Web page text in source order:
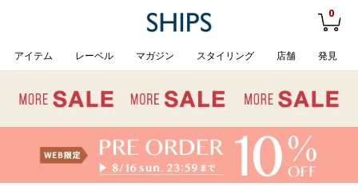
0
アイテム レーベル マガジン スタイリング 店舗 発見